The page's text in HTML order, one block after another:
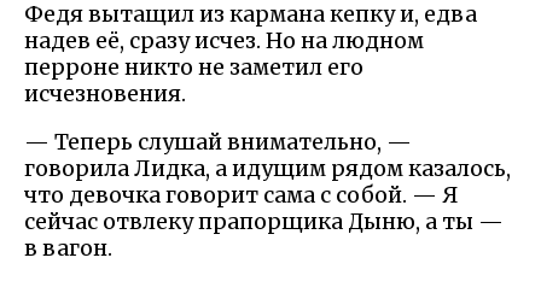
Федя вытащил из кармана кепку и, едва
надев её, сразу исчез. Но на людном
перроне никто не заметил его
исчезновения.
— Теперь слушай внимательно, —
говорила Лидка, а идущим рядом казалось,
что девочка говорит сама с собой. — Я
сейчас отвлеку прапорщика Дыню, а ты —
в вагон.